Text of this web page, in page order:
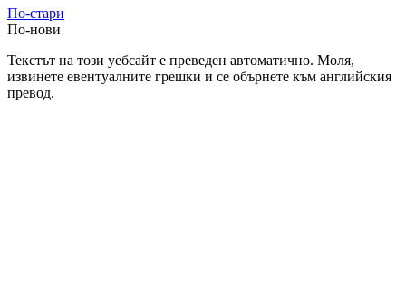
По-стари
По-нови
Текстът на този уебсайт е преведен автоматично. Моля,
извинете евентуалните грешки и се обърнете към английския
превод.